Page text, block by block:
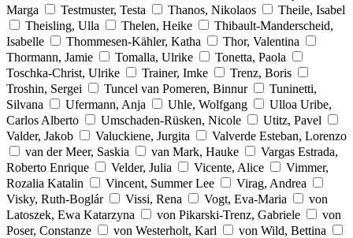
Marga
Testmuster, Testa Thanos, Nikolaos
Theile, Isabel
Theisling, Ulla
Thelen, Heike
Thibault-Manderscheid,
Isabelle
Thommesen-Kähler, Katha
Thor, Valentina
Thormann, Jamie
Tomalla, Ulrike
Tonetta, Paola
Toschka-Christ, Ulrike
Trainer, Imke
Trenz, Boris
Troshin, Sergei
Tuncel van Pomeren, Binnur
Tuninetti,
Silvana
Ufermann, Anja Uhle, Wolfgang
Ulloa Uribe,
Carlos Alberto
Umschaden-Rüsken, Nicole
Utitz, Pavel
Valder, Jakob
Valuckiene, Jurgita
Valverde Esteban, Lorenzo
van der Meer, Saskia
van Mark, Hauke
Vargas Estrada,
Roberto Enrique
Velder, Julia Vicente, Alice
Vimmer,
Rozalia Katalin
Vincent, Summer Lee
Virag, Andrea
Visky, Ruth-Boglár
Vissi, Rena Vogt, Eva-Maria
von
Latoszek, Ewa Katarzyna
von Pikarski-Trenz, Gabriele
von
Poser, Constanze
von Westerholt, Karl
von Wild, Bettina